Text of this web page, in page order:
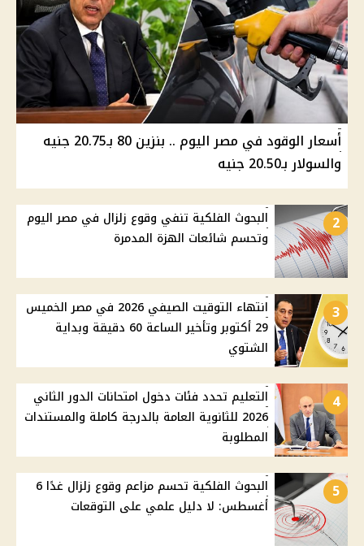
أسعار الوقود في مصر اليوم .. بنزين 80 بـ20.75 جنيه
والسولار بـ20.50 جنيه
2
البحوث الفلكية تنفي وقوع زلزال في مصر اليوم
وتحسم شائعات الهزة المدمرة
3
انتهاء التوقيت الصيفي 2026 في مصر الخميس
29 أكتوبر وتأخير الساعة 60 دقيقة وبداية
الشتوي
4
التعليم تحدد فئات دخول امتحانات الدور الثاني
2026 للثانوية العامة بالدرجة كاملة والمستندات
المطلوبة
5
البحوث الفلكية تحسم مزاعم وقوع زلزال غدًا 6
أغسطس: لا دليل علمي على التوقعات